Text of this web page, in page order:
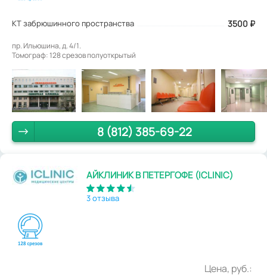
КТ забрюшинного пространства 3500 ₽
пр. Ильюшина, д. 4/1.
Томограф: 128 срезов полуоткрытый
8 (812) 385-69-22
АЙКЛИНИК В ПЕТЕРГОФЕ (ICLINIC)
3 отзыва
Цена, руб.: